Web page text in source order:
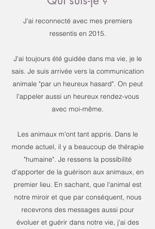
J'ai reconnecté avec mes premiers
ressentis en 2015.
J'ai toujours été guidée dans ma vie, je le
sais. Je suis arrivée vers la communication
animale "par un heureux hasard". On peut
l'appeler aussi un heureux rendez-vous
avec moi-même.
Les animaux m'ont tant appris. Dans le
monde actuel, il y a beaucoup de thérapie
"humaine". Je ressens la possibilité
d'apporter de la guérison aux animaux, en
premier lieu. En sachant, que l'animal est
notre miroir et que par conséquent, nous
recevrons des messages aussi pour
évoluer et guérir dans notre vie, j'ai des